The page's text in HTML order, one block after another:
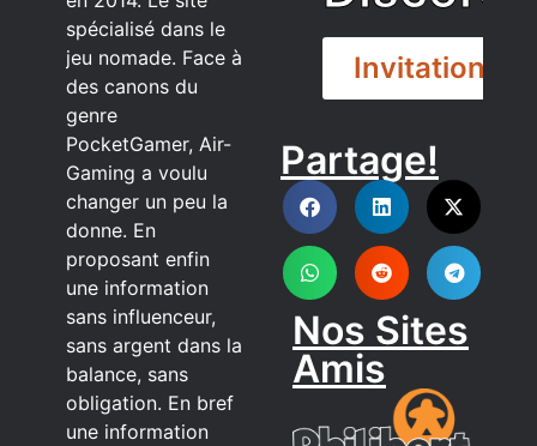
spécialisé dans le
jeu nomade. Face à
des canons du
genre
PocketGamer, Air-
Gaming a voulu
changer un peu la
donne. En
proposant enfin
une information
sans influenceur,
sans argent dans la
balance, sans
obligation. En bref
une information
Invitation
DISCORD
Partage!
Nos Sites
Amis